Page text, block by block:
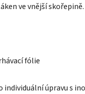
ve vnější
fólie
individuální úpravu s